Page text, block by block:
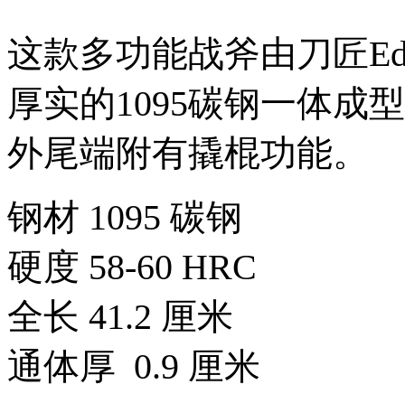
这款多功能战斧由刀匠
厚实的1095碳钢一体成
外尾端附有撬棍功能。
钢材 1095 碳钢
硬度 58-60 HRC
全长 41.2 厘米
通体厚 0.9 厘米